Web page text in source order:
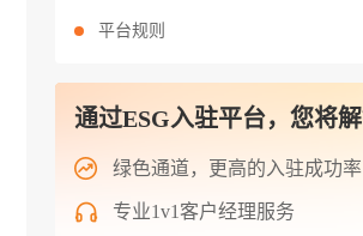
平台规则
通过ESG入驻平台，您将
绿色通道，更高的入驻成功率
专业1v1客户经理服务